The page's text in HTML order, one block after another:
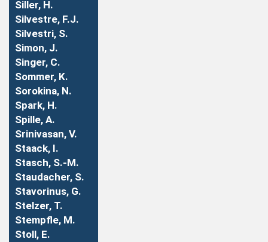
Siller, H.
Silvestre, F.J.
Silvestri, S.
Simon, J.
Singer, C.
Sommer, K.
Sorokina, N.
Spark, H.
Spille, A.
Srinivasan, V.
Staack, I.
Stasch, S.-M.
Staudacher, S.
Stavorinus, G.
Stelzer, T.
Stempfle, M.
Stoll, E.